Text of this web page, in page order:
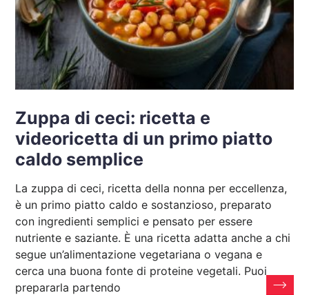
Zuppa di ceci: ricetta e
videoricetta di un primo piatto
caldo semplice
La zuppa di ceci, ricetta della nonna per eccellenza,
è un primo piatto caldo e sostanzioso, preparato
con ingredienti semplici e pensato per essere
nutriente e saziante. È una ricetta adatta anche a chi
segue un’alimentazione vegetariana o vegana e
cerca una buona fonte di proteine vegetali. Puoi
prepararla partendo